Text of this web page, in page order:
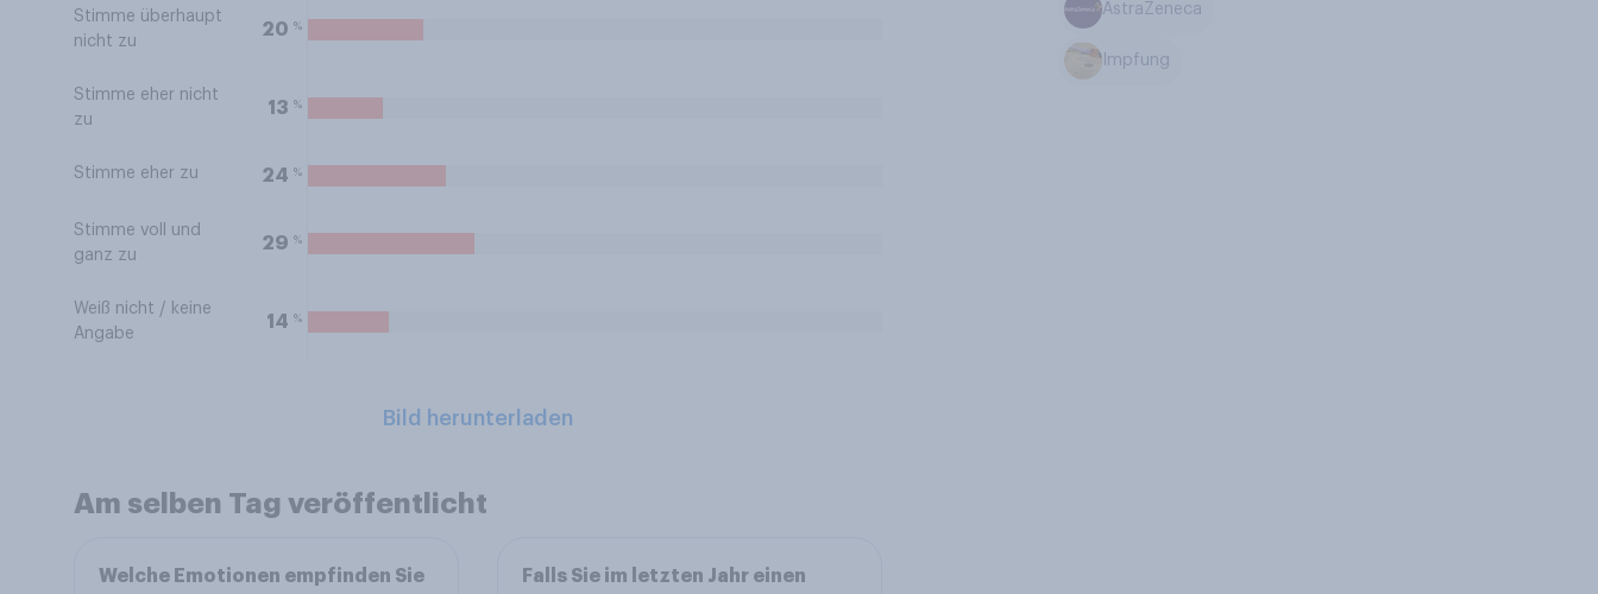
Stimme überhaupt
nicht zu
20 %
Stimme eher nicht
zu
13 %
Stimme eher zu 24 %
Stimme voll und
ganz zu
29 %
Weiß nicht / keine
Angabe
14 %
Bild herunterladen
AstraZeneca
Impfung
Am selben Tag veröffentlicht
Welche Emotionen empfinden Sie
Falls Sie im letzten Jahr einen